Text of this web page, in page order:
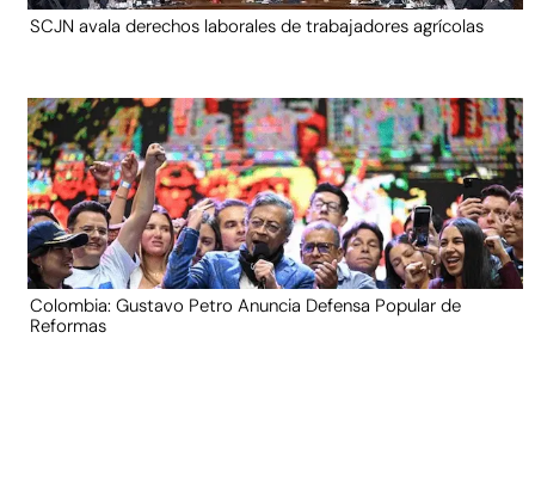
SCJN avala derechos laborales de trabajadores agrícolas
Colombia: Gustavo Petro Anuncia Defensa Popular de
Reformas